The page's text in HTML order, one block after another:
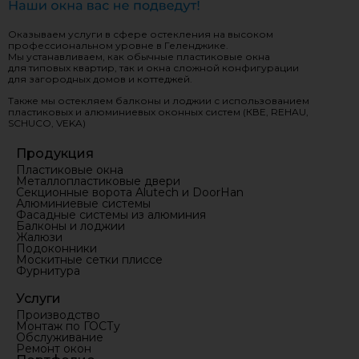
Оказываем услуги в сфере остекления на высоком
профессиональном уровне в Геленджике.
Мы устанавливаем, как обычные пластиковые окна
для типовых квартир, так и окна сложной конфигурации
для загородных домов и коттеджей.
Также мы остекляем балконы и лоджии с использованием
пластиковых и алюминиевых оконных систем (КВЕ, REHAU,
SCHUCO, VEKA)
Продукция
Пластиковые окна
Металлопластиковые двери
Секционные ворота Alutech и DoorHan
Алюминиевые системы
Фасадные системы из алюминия
Балконы и лоджии
Жалюзи
Подоконники
Москитные сетки плиссе
Фурнитура
Услуги
Производство
Монтаж по ГОСТу
Обслуживание
Ремонт окон